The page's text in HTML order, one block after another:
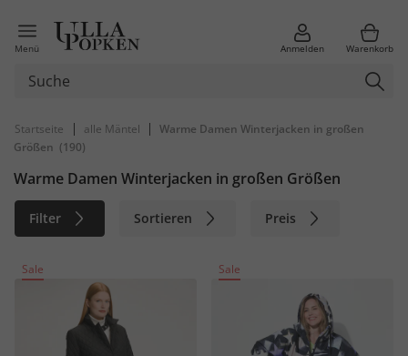
Menü Anmelden Warenkorb
Startseite | alle Mäntel | Warme Damen Winterjacken in großen
Größen (190)
Warme Damen Winterjacken in großen Größen
Filter Sortieren Preis
Material
Sale Sale